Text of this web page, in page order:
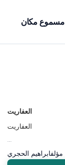
مسموع مكان
العفاريت
العفاريت
مؤلفابراهيم الحجري